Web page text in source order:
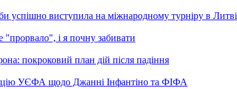
успішно виступила на міжнародному турніру в Литві
і я почну забивати
покроковий план дій після падіння
УЄФА щодо Джанні Інфантіно та ФІФА